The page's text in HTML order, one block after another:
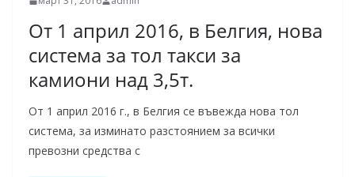
От 1 април 2016, в Белгия, нова
система за тол такси за
камиони над 3,5т.
От 1 април 2016 г., в Белгия се въвежда нова тол
система, за изминато разстоянием за всички
превозни средства с